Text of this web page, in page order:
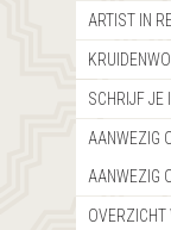
ARTIST IN
SCHRIJF JE
AANWEZIG
AANWEZIG
OVERZICHT